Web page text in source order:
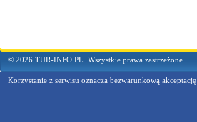
© 2026 TUR-INFO.PL. Wszystkie prawa zastrzeżone.
Korzystanie z serwisu oznacza bezwarunkową akceptację